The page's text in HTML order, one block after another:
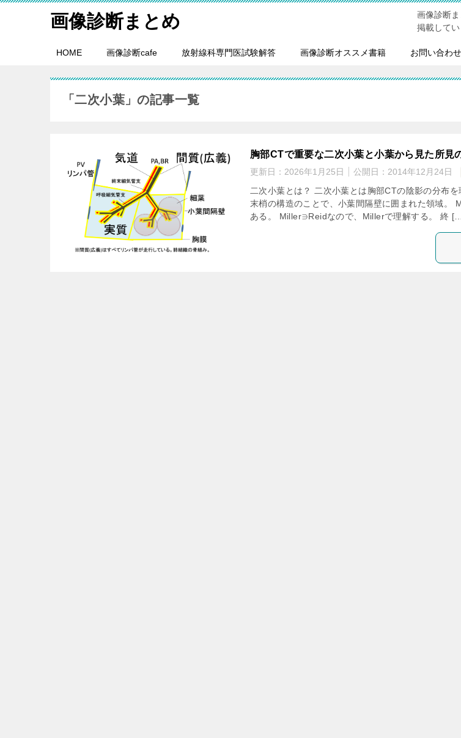
画像診断まとめ
画像診断
掲載してい
HOME 画像診断cafe 放射線科専門医試験解答 画像診断オススメ書籍 お問い合わせ
「二次小葉」の記事一覧
胸部CTで重要な二次小葉と小葉から見た所見
更新日： 2026年1月25日 公開日： 2014年12月24日
二次小葉とは？ 二次小葉とは胸部CTの陰影の分布
末梢の構造のことで、小葉間隔壁に囲まれた領域。
ある。 Miller∋Reidなので、Millerで理解する。 終